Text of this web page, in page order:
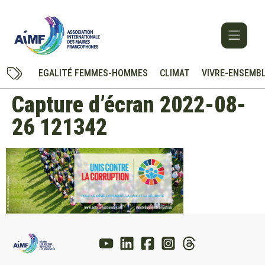
EGALITÉ FEMMES-HOMMES CLIMAT VIVRE-
Capture d’écran 2022-08-
26 121342